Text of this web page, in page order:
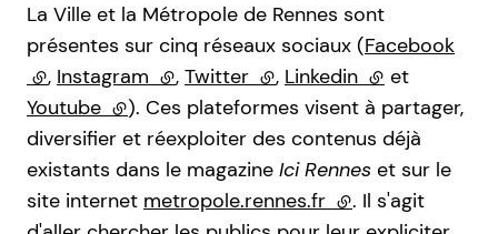
La Ville et la Métropole de Rennes sont
présentes sur cinq réseaux sociaux (Facebook
(lien externe)
, Instagram (lien externe)
, Twitter (lien externe)
, Linkedin (lien externe)
et
Youtube (lien externe)
). Ces plateformes visent à partager,
diversifier et réexploiter des contenus déjà
existants dans le magazine Ici Rennes et sur le
site internet metropole.rennes.fr (lien externe)
. Il s'agit